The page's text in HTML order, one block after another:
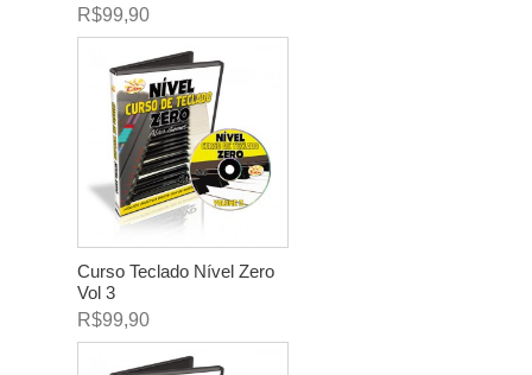
R$99,90
Curso Teclado Nível Zero
Vol 3
R$99,90